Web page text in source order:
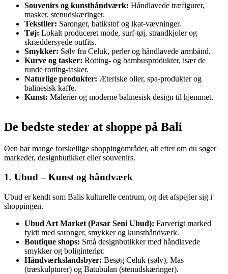
Souvenirs og kunsthåndværk: Håndlavede træfigurer,
masker, stenudskæringer.
Tekstiler: Saronger, batikstof og ikat-vævninger.
Tøj: Lokalt produceret mode, surf-tøj, strandkjoler og
skræddersyede outfits.
Smykker: Sølv fra Celuk, perler og håndlavede armbånd.
Kurve og tasker: Rotting- og bambusprodukter, især de
runde rotting-tasker.
Naturlige produkter: Æteriske olier, spa-produkter og
balinesisk kaffe.
Kunst: Malerier og moderne balinesisk design til hjemmet.
De bedste steder at shoppe på Bali
Øen har mange forskellige shoppingområder, alt efter om du søger
markeder, designbutikker eller souvenirs.
1. Ubud – Kunst og håndværk
Ubud er kendt som Balis kulturelle centrum, og det afspejler sig i
shoppingen.
Ubud Art Market (Pasar Seni Ubud): Farverigt marked
fyldt med saronger, smykker og kunsthåndværk.
Boutique shops: Små designbutikker med håndlavede
smykker og boliginteriør.
Håndværkslandsbyer: Besøg Celuk (sølv), Mas
(træskulpturer) og Batubulan (stenudskæringer).